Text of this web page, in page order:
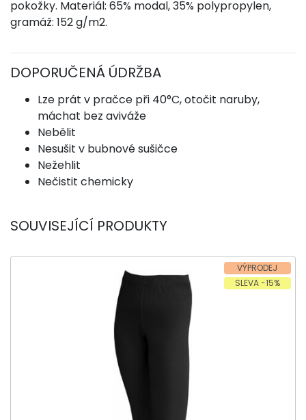
pokožky. Materiál: 65% modal, 35% polypropylen,
gramáž: 152 g/m2.
DOPORUČENÁ ÚDRŽBA
Lze prát v pračce při 40°C, otočit naruby,
máchat bez aviváže
Nebělit
Nesušit v bubnové sušičce
Nežehlit
Nečistit chemicky
SOUVISEJÍCÍ PRODUKTY
VÝPRODEJ
SLEVA -15%